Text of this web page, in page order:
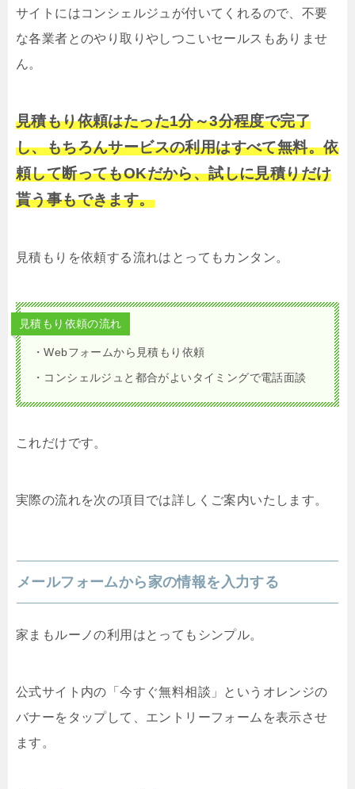
サイトにはコンシェルジュが付いてくれるので、不要
な各業者とのやり取りやしつこいセールスもありませ
ん。
見積もり依頼はたった1分～3分程度で完了
し、もちろんサービスの利用はすべて無料。依
頼して断ってもOKだから、試しに見積りだけ
貰う事もできます。
見積もりを依頼する流れはとってもカンタン。
見積もり依頼の流れ
・Webフォームから見積もり依頼
・コンシェルジュと都合がよいタイミングで電話面談
これだけです。
実際の流れを次の項目では詳しくご案内いたします。
メールフォームから家の情報を入力する
家まもルーノの利用はとってもシンプル。
公式サイト内の「今すぐ無料相談」というオレンジの
バナーをタップして、エントリーフォームを表示させ
ます。